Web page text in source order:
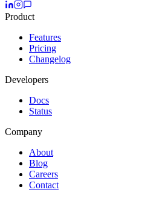
Product
Features
Pricing
Changelog
Developers
Docs
Status
Company
About
Blog
Careers
Contact